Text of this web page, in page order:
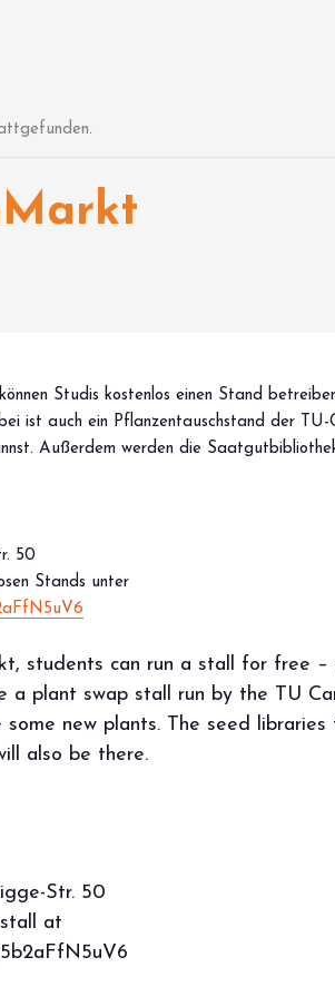
Studis kostenlos einen Stand
ist auch ein Pflanzentauschstand der
Außerdem werden die
50
Stands unter
students can run a stall for free –
a plant swap stall run by the TU
some new plants. The seed
also be there.
Str. 50
at